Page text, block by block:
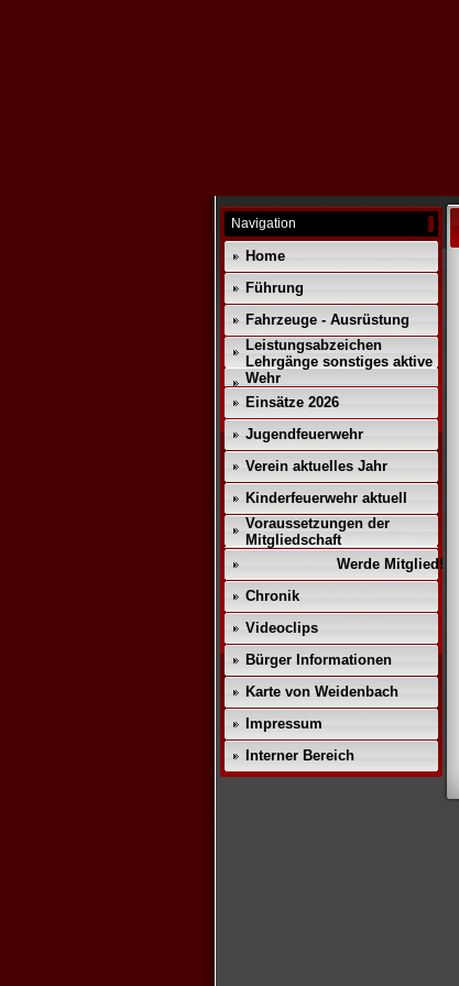
Navigation
Home
Führung
Fahrzeuge - Ausrüstung
Leistungsabzeichen
Lehrgänge sonstiges aktive
Wehr
Einsätze 2026
Jugendfeuerwehr
Verein aktuelles Jahr
Kinderfeuerwehr aktuell
Voraussetzungen der
Mitgliedschaft
Werde Mitglied!!
Chronik
Videoclips
Bürger Informationen
Karte von Weidenbach
Impressum
Interner Bereich